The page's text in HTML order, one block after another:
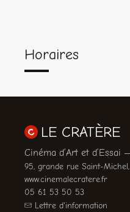
Horaires
LE CRATÈRE
Cinéma d’Art et
95, grande rue Saint-
www.cinemalecratere.fr
05 61 53 50 53
Lettre d'information